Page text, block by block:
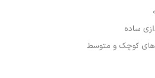
ساده
کوچک و متوسط